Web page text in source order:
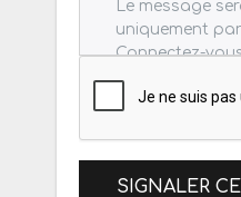
SIGNALER